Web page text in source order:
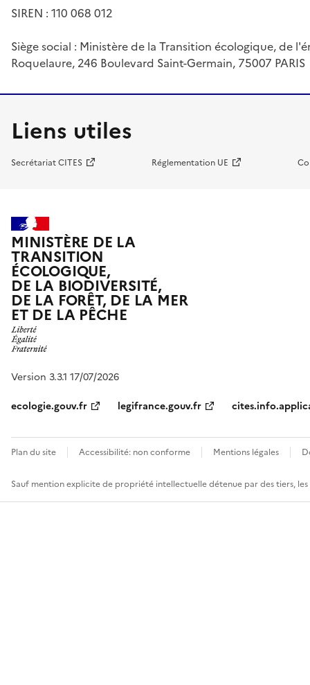
SIREN : 110 068 012
Siège social : Ministère de la Transition écologique, de
Roquelaure, 246 Boulevard Saint-Germain, 75007 PARIS
Liens utiles
Secrétariat CITES Réglementation UE
MINISTÈRE DE LA
TRANSITION
ÉCOLOGIQUE,
DE LA BIODIVERSITÉ,
DE LA FORÊT, DE LA MER
ET DE LA PÊCHE
Version 3.3.1 17/07/2026
ecologie.gouv.fr
legifrance.gouv.fr
Plan du site Accessibilité: non conforme Mentions légales
Sauf mention explicite de propriété intellectuelle détenue par des tiers,